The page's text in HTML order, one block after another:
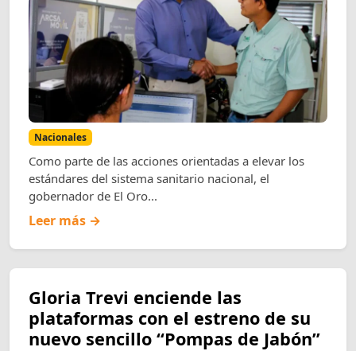
Nacionales
Como parte de las acciones orientadas a elevar los
estándares del sistema sanitario nacional, el
gobernador de El Oro...
Leer más →
Gloria Trevi enciende las
plataformas con el estreno de su
nuevo sencillo “Pompas de Jabón”